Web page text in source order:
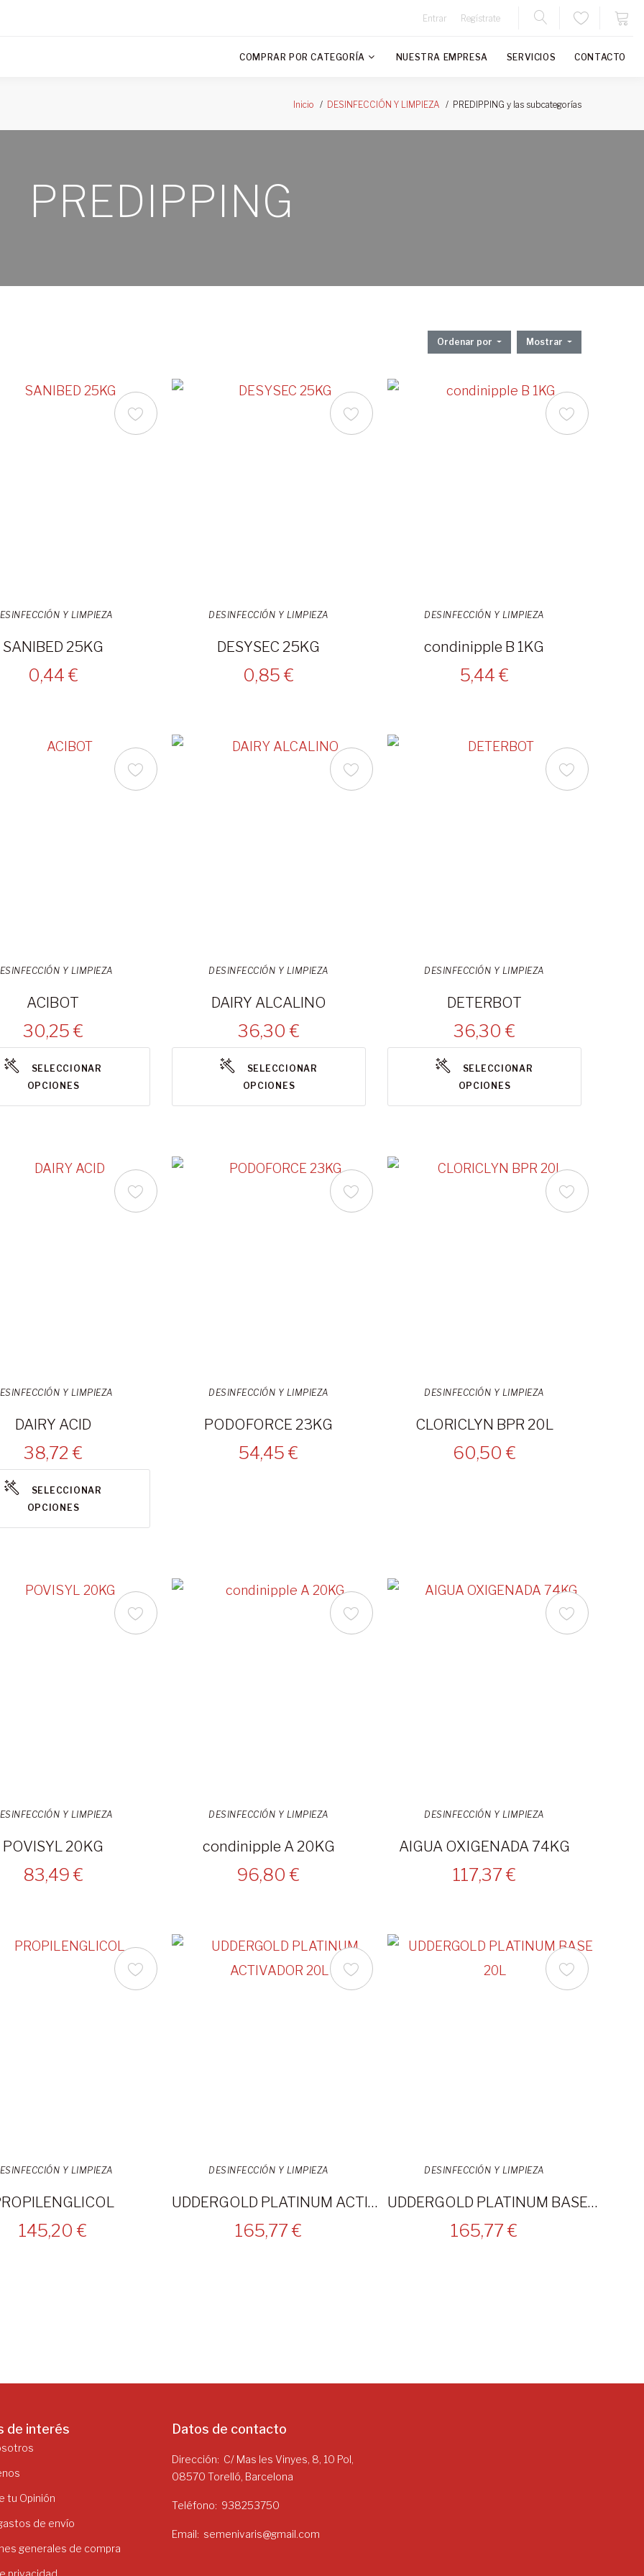
Entrar Regístrate
COMPRAR POR CATEGORÍA NUESTRA EMPRESA SERVICIOS CONTACTO
Inicio DESINFECCIÓN Y LIMPIEZA PREDIPPING y las subcategorías
PREDIPPING
Ordenar por Mostrar
Y LIMPIEZA
SANIBED 25KG
0,44 €
DESINFECCIÓN Y LIMPIEZA
DESYSEC 25KG
0,85 €
DESINFECCIÓN Y LIMPIEZA
condinipple B 1KG
5,44 €
Y LIMPIEZA
ACIBOT
30,25 €
SELECCIONAR
OPCIONES
DESINFECCIÓN Y LIMPIEZA
DAIRY ALCALINO
36,30 €
SELECCIONAR
OPCIONES
DESINFECCIÓN Y LIMPIEZA
DETERBOT
36,30 €
SELECCIONAR
OPCIONES
Y LIMPIEZA
DAIRY ACID
38,72 €
SELECCIONAR
OPCIONES
DESINFECCIÓN Y LIMPIEZA
PODOFORCE 23KG
54,45 €
DESINFECCIÓN Y LIMPIEZA
CLORICLYN BPR 20L
60,50 €
Y LIMPIEZA
POVISYL 20KG
83,49 €
DESINFECCIÓN Y LIMPIEZA
condinipple A 20KG
96,80 €
DESINFECCIÓN Y LIMPIEZA
AIGUA OXIGENADA 74KG
117,37 €
Y LIMPIEZA
145,20 €
DESINFECCIÓN Y LIMPIEZA
UDDERGOLD PLATINUM ACTIVADOR 20L
165,77 €
DESINFECCIÓN Y LIMPIEZA
UDDERGOLD PLATINUM BASE 20L
165,77 €
de interés
tu Opinión
de envío
generales de compra
Datos de contacto
Dirección
C/ Mas les Vinyes, 8, 10 Pol,
08570 Torelló, Barcelona
Teléfono 938253750
Email semenivaris@gmail.com